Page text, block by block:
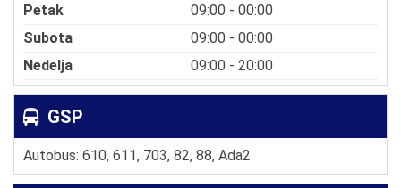
Petak
09:00 - 00:00
Subota
09:00 - 00:00
Nedelja
09:00 - 20:00
GSP
Autobus: 610, 611, 703, 82, 88, Ada2